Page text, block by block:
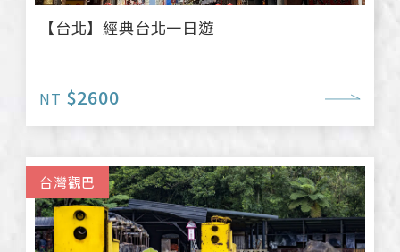
【台北】經典台北一日遊
NT $2600
台灣觀巴